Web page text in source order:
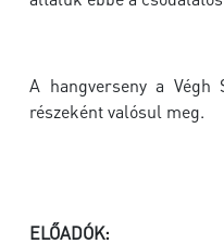
A hangverseny a Végh
részeként valósul meg.
ELŐADÓK: